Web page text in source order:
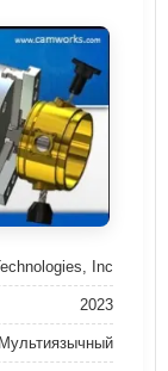
Inc
2023